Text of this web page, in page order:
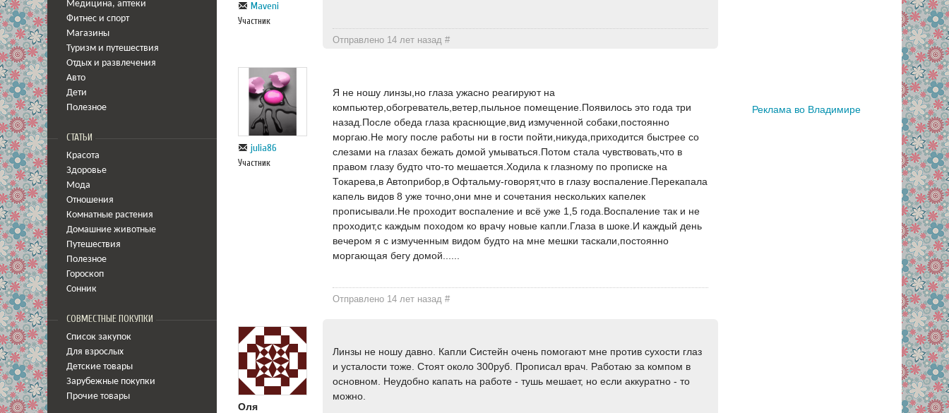
Медицина, аптеки
Фитнес и спорт
Магазины
Туризм и путешествия
Отдых и развлечения
Авто
Дети
Полезное
СТАТЬИ
Красота
Здоровье
Мода
Отношения
Комнатные растения
Домашние животные
Путешествия
Полезное
Гороскоп
Сонник
СОВМЕСТНЫЕ ПОКУПКИ
Список закупок
Для взрослых
Детские товары
Зарубежные покупки
Прочие товары
Maveni
Участник
Отправлено 14 лет назад#
julia86
Участник
Я не ношу линзы,но глаза ужасно реагируют на
компьютер,обогреватель,ветер,пыльное помещение.Появилось это года три
назад.После обеда глаза краснющие,вид измученной собаки,постоянно
моргаю.Не могу после работы ни в гости пойти,никуда,приходится быстрее со
слезами на глазах бежать домой умываться.Потом стала чувствовать,что в
правом глазу будто что-то мешается.Ходила к глазному по прописке на
Токарева,в Автоприбор,в Офтальму-говорят,что в глазу воспаление.Перекапала
капель видов 8 уже точно,они мне и сочетания нескольких капелек
прописывали.Не проходит воспаление и всё уже 1,5 года.Воспаление так и не
проходит,с каждым походом ко врачу новые капли.Глаза в шоке.И каждый день
вечером я с измученным видом будто на мне мешки таскали,постоянно
моргающая бегу домой......
Отправлено 14 лет назад#
Оля
Линзы не ношу давно. Капли Систейн очень помогают мне против сухости глаз
и усталости тоже. Стоят около 300руб. Прописал врач. Работаю за компом в
основном. Неудобно капать на работе - тушь мешает, но если аккуратно - то
можно.
Реклама во Владимире